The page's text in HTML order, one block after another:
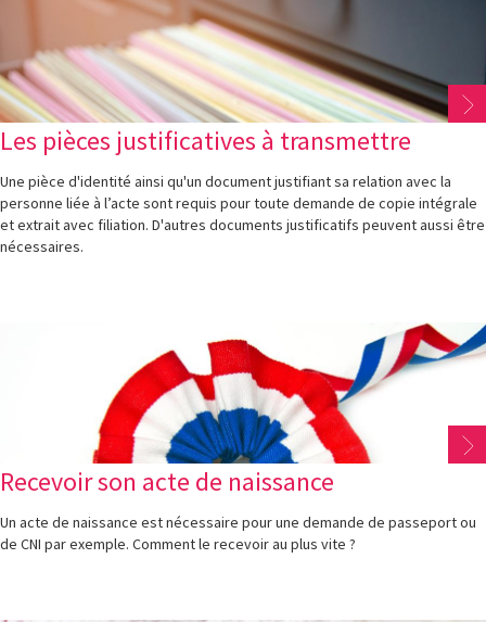
Les pièces justificatives à transmettre
Une pièce d'identité ainsi qu'un document justifiant sa relation avec la
personne liée à l’acte sont requis pour toute demande de copie intégrale
et extrait avec filiation. D'autres documents justificatifs peuvent aussi être
nécessaires.
Recevoir son acte de naissance
Un acte de naissance est nécessaire pour une demande de passeport ou
de CNI par exemple. Comment le recevoir au plus vite ?